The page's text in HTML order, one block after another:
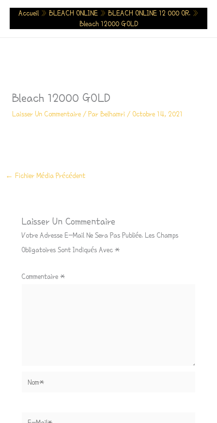
Aller
Accueil » BLEACH ONLINE » BLEACH ONLINE 12 000 OR. »
Bleach 12000 GOLD
Bleach 12000 GOLD
Laisser Un Commentaire / Par Belhamri / Octobre 14, 2021
← Fichier Média Précédent
Laisser Un Commentaire
Votre Adresse E-Mail Ne Sera Pas Publiée. Les Champs
Obligatoires Sont Indiqués Avec *
Commentaire *
Nom*
E-